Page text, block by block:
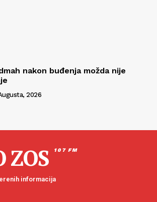
nakon buđenja možda nije
2026
ZOS 107 FM
informacija